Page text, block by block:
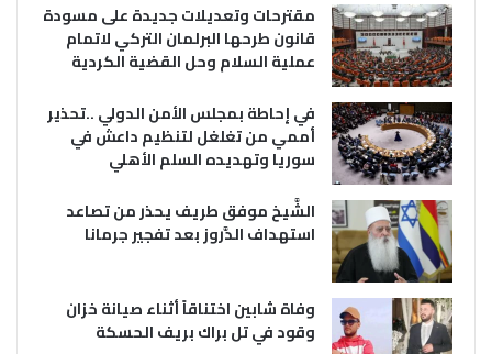
مقترحات وتعديلات جديدة على مسودة
قانون طرحها البرلمان التركي لاتمام
عملية السلام وحل القضية الكردية
في إحاطة بمجلس الأمن الدولي ..تحذير
أممي من تغلغل لتنظيم داعش في
سوريا وتهديده السلم الأهلي
الشَّيخ موفق طريف يحذر من تصاعد
استهداف الدَّروز بعد تفجير جرمانا
وفاة شابين اختناقاً أثناء صيانة خزان
وقود في تل براك بريف الحسكة